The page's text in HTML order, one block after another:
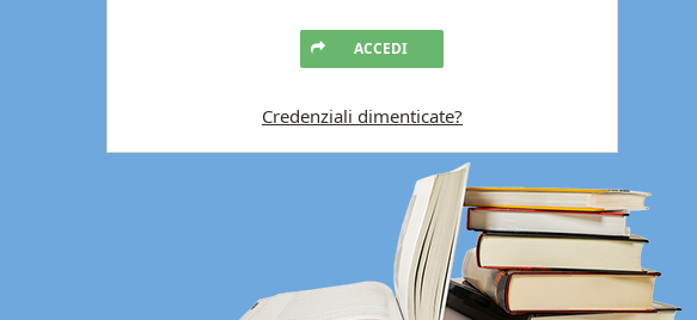
ACCEDI
Credenziali dimenticate?